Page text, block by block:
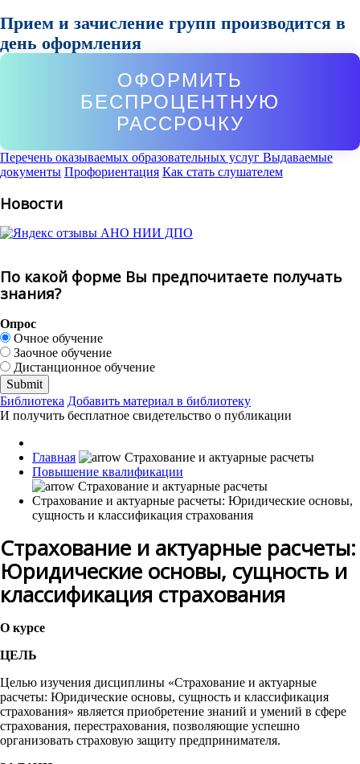
Прием и зачисление групп производится в
день оформления
ОФОРМИТЬ
БЕСПРОЦЕНТНУЮ
РАССРОЧКУ
Перечень оказываемых образовательных услуг Выдаваемые
документы Профориентация Как стать слушателем
Новости
По какой форме Вы предпочитаете получать
знания?
Опрос
Очное обучение
Заочное обучение
Дистанционное обучение
Библиотека Добавить материал в библиотеку
И получить бесплатное свидетельство о публикации
Главная
Повышение квалификации
Страхование и актуарные расчеты: Юридические основы,
сущность и классификация страхования
Страхование и актуарные расчеты:
Юридические основы, сущность и
классификация страхования
О курсе
ЦЕЛЬ
Целью изучения дисциплины «Страхование и актуарные
расчеты: Юридические основы, сущность и классификация
страхования» является приобретение знаний и умений в сфере
страхования, перестрахования, позволяющие успешно
организовать страховую защиту предпринимателя.